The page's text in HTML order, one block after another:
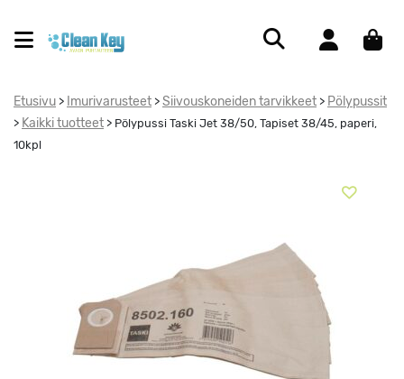
Etusivu > Imurivarusteet > Siivouskoneiden tarvikkeet > Pölypussit
> Kaikki tuotteet > Pölypussi Taski Jet 38/50, Tapiset 38/45, paperi,
10kpl